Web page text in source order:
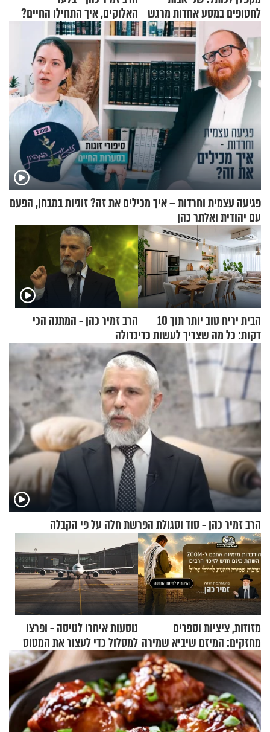
לחטופים במסע אחדות מרגש האלוקים, איך התחילו החיים?
פגיעה עצמית וחרדות – איך מכילים את זה? זוגיות במבחן, הפעם
עם יהודית ואלתר כהן
הבית יריח טוב יותר תוך 10
דקות: כל מה שצריך לעשות כדי
לרענן את הבית
הרב זמיר כהן - המתנה הכי
גדולה
הרב זמיר כהן - סוד וסגולת הפרשת חלה על פי הקבלה
מזוזות, ציציות וספרים
מחזקים: המיזם שיביא שמירה
רוחנית לאלפי חיילי צה"ל
נוסעות איחרו לטיסה - ופרצו
למסלול כדי לעצור את המטוס